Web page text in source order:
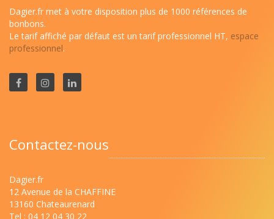
Dagier.fr met à votre disposition plus de 1000 références de
bonbons.
Le tarif affiché par défaut est un tarif professionnel HT, espace
professionnel.
Contactez-nous
Dagier.fr
12 Avenue de la CHAFFINE
13160 Chateaurenard
Tel : 04 12 04 30 22